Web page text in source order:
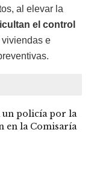
al elevar la
el control
e
policía por la
en la Comisaría